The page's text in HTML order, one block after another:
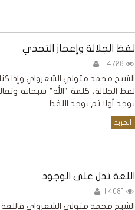
لفظ الجلالة وإعجاز التحدي
الشيخ محمد متولي الشعرواي وإذا
لفظ الجلالة، كلمة "الله" سبحانه
يوجد أولا ثم يوجد اللفظ
المزيد
اللغة تدل على الوجود
الشيخ محمد متولي الشعرواي فاللغة